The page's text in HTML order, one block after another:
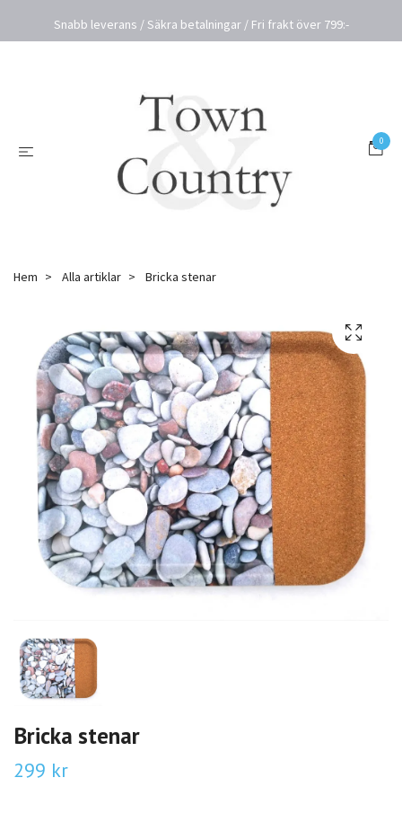
Snabb leverans / Säkra betalningar / Fri frakt över 799:-
0
Hem Alla artiklar Bricka stenar
Bricka stenar
299 kr